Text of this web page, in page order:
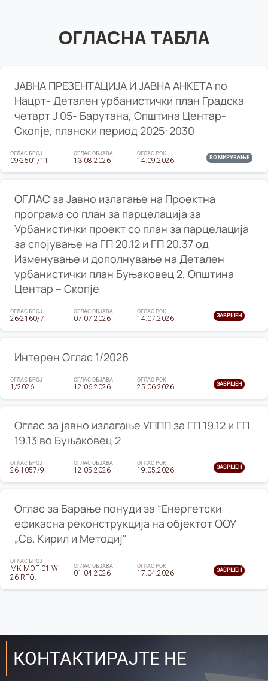
ОГЛАСНА ТАБЛА
ЈАВНА ПРЕЗЕНТАЦИЈА И ЈАВНА АНКЕТА по
Нацрт- Детален урбанистички план Градска
четврт Ј 05- Барутана, Општина Центар-
Скопје, плански период 2025-2030
ОГЛАС БРОЈ
09-2501/11
ОГЛАС ОБЈАВА
13.08.2026
ОГЛАС РОК
14.09.2026 ВО МИРУВАЊЕ
ОГЛАС за Јавно излагање на Проектна
програма со план за парцелација за
Урбанистички проект со план за парцелација
за спојување на ГП 20.12 и ГП 20.37 од
Изменување и дополнување на Детален
урбанистички план Буњаковец 2, Општина
Центар – Скопје
ОГЛАС БРОЈ
26-2160/7
ОГЛАС ОБЈАВА
07.07.2026
ОГЛАС РОК
14.07.2026 ЗАВРШЕН
Интерен Оглас 1/2026
ОГЛАС БРОЈ
1/2026
ОГЛАС ОБЈАВА
12.06.2026
ОГЛАС РОК
25.06.2026 ЗАВРШЕН
Оглас за јавно излагање УППП за ГП 19.12 и ГП
19.13 во Буњаковец 2
ОГЛАС БРОЈ
26-1057/9
ОГЛАС ОБЈАВА
12.05.2026
ОГЛАС РОК
19.05.2026 ЗАВРШЕН
Оглас за Барање понуди за “Енергетски
ефикасна реконструкција на објектот ООУ
„Св. Кирил и Методиј"
ОГЛАС БРОЈ
MK-MOF-01-W-
26-RFQ.
ОГЛАС ОБЈАВА
01.04.2026
ОГЛАС РОК
17.04.2026 ЗАВРШЕН
КОНТАКТИРАЈТЕ НЕ